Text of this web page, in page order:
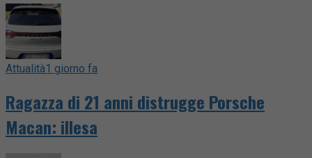
Attualità1 giorno fa
Ragazza di 21 anni distrugge Porsche
Macan: illesa